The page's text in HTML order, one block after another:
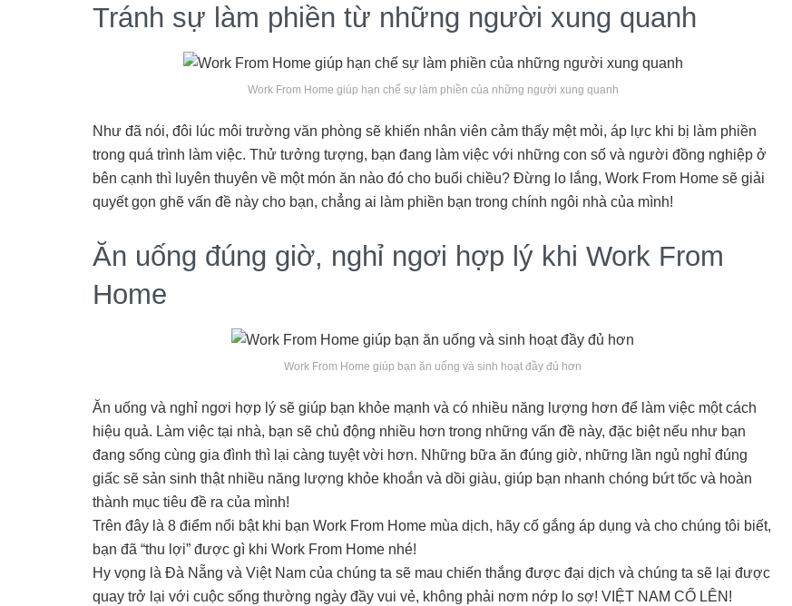
Tránh sự làm phiền từ những người xung quanh
Work From Home giúp hạn chế sự làm phiền của những người xung quanh
Như đã nói, đôi lúc môi trường văn phòng sẽ khiến nhân viên cảm thấy mệt mỏi, áp lực khi bị làm phiền
trong quá trình làm việc. Thử tưởng tượng, bạn đang làm việc với những con số và người đồng nghiệp ở
bên cạnh thì luyên thuyên về một món ăn nào đó cho buổi chiều? Đừng lo lắng, Work From Home sẽ giải
quyết gọn ghẽ vấn đề này cho bạn, chẳng ai làm phiền bạn trong chính ngôi nhà của mình!
Ăn uống đúng giờ, nghỉ ngơi hợp lý khi Work From
Home
Work From Home giúp bạn ăn uống và sinh hoạt đầy đủ hơn
Ăn uống và nghỉ ngơi hợp lý sẽ giúp bạn khỏe mạnh và có nhiều năng lượng hơn để làm việc một cách
hiệu quả. Làm việc tại nhà, bạn sẽ chủ động nhiều hơn trong những vấn đề này, đặc biệt nếu như bạn
đang sống cùng gia đình thì lại càng tuyệt vời hơn. Những bữa ăn đúng giờ, những lần ngủ nghỉ đúng
giấc sẽ sản sinh thật nhiều năng lượng khỏe khoắn và dồi giàu, giúp bạn nhanh chóng bứt tốc và hoàn
thành mục tiêu đề ra của mình!
Trên đây là 8 điểm nổi bật khi bạn Work From Home mùa dịch, hãy cố gắng áp dụng và cho chúng tôi biết,
bạn đã “thu lợi” được gì khi Work From Home nhé!
Hy vọng là Đà Nẵng và Việt Nam của chúng ta sẽ mau chiến thắng được đại dịch và chúng ta sẽ lại được
quay trở lại với cuộc sống thường ngày đầy vui vẻ, không phải nơm nớp lo sợ! VIỆT NAM CỐ LÊN!